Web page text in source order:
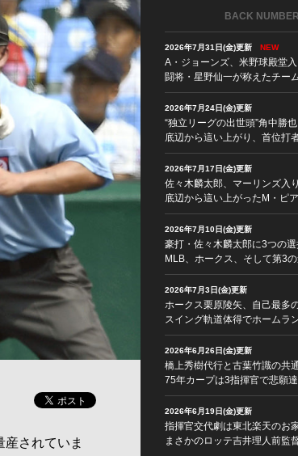
されていま
BACK NUMBER
2026年7月31日(金)更新 NEW
A・ジョーンズ、米野球殿堂入
闘将・星野仙一が称えたチー
2026年7月24日(金)更新
“独立リーグの出世頭”角中勝
底辺から這い上がり、首位打
2026年7月17日(金)更新
佐々木麟太郎、マーリンズ入
底辺から這い上がったM・ピ
2026年7月10日(金)更新
豪打・佐々木麟太郎に3つの
MLB、ホークス、そして第3
2026年7月3日(金)更新
ホークス栗原陵矢、自己最多
スイング軌道体得でホームラ
2026年6月26日(金)更新
橋上秀樹代行と古葉竹識の共
75年カープは3指揮官で悲願
2026年6月19日(金)更新
指揮官交代劇は東北楽天のお
まさかのロッテ吉井理人前監